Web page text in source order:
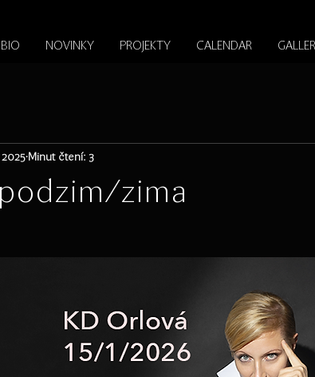
BIO NOVINKY PROJEKTY CALENDAR
zima
2025 Minut čtení: 3